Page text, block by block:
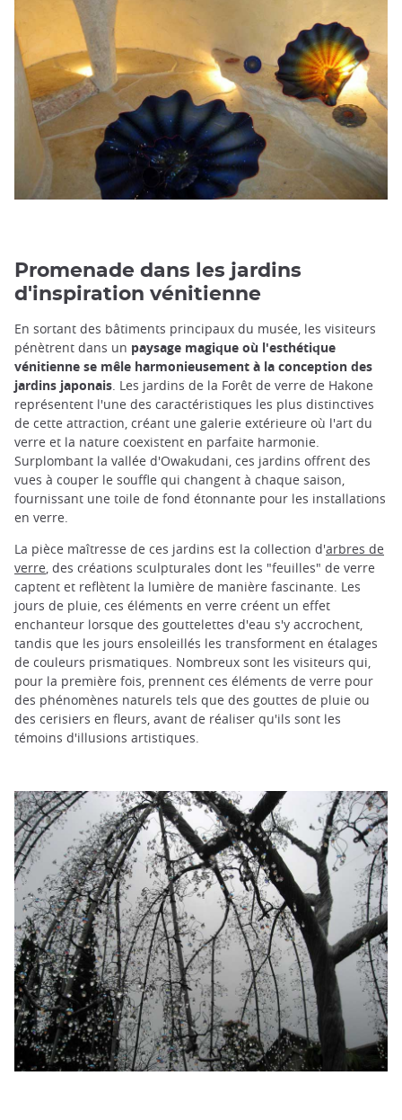
Promenade dans les jardins
d'inspiration vénitienne
En sortant des bâtiments principaux du musée, les visiteurs
pénètrent dans un paysage magique où l'esthétique
vénitienne se mêle harmonieusement à la conception des
jardins japonais . Les jardins de la Forêt de verre de Hakone
représentent l'une des caractéristiques les plus distinctives
de cette attraction, créant une galerie extérieure où l'art du
verre et la nature coexistent en parfaite harmonie.
Surplombant la vallée d'Owakudani, ces jardins offrent des
vues à couper le souffle qui changent à chaque saison,
fournissant une toile de fond étonnante pour les installations
en verre.
La pièce maîtresse de ces jardins est la collection d'arbres de
verre , des créations sculpturales dont les "feuilles" de verre
captent et reflètent la lumière de manière fascinante. Les
jours de pluie, ces éléments en verre créent un effet
enchanteur lorsque des gouttelettes d'eau s'y accrochent,
tandis que les jours ensoleillés les transforment en étalages
de couleurs prismatiques. Nombreux sont les visiteurs qui,
pour la première fois, prennent ces éléments de verre pour
des phénomènes naturels tels que des gouttes de pluie ou
des cerisiers en fleurs, avant de réaliser qu'ils sont les
témoins d'illusions artistiques.